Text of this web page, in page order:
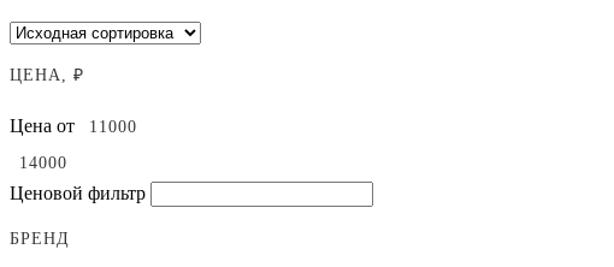
ЦЕНА, ₽
Цена от
Ценовой фильтр
БРЕНД